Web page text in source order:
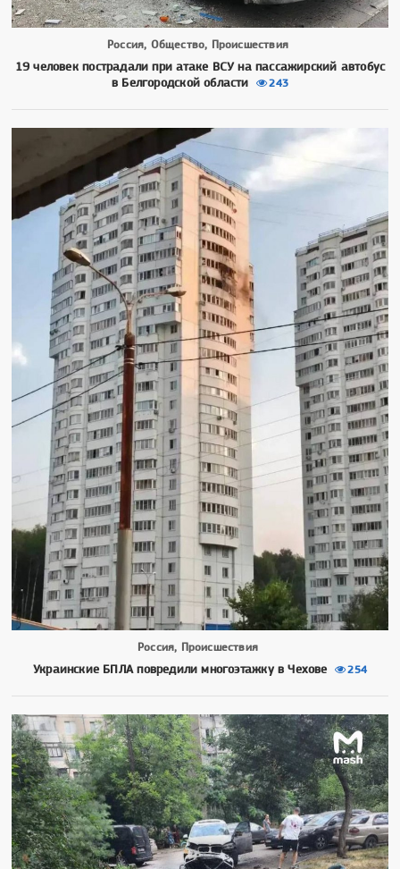
Россия, Общество, Происшествия
19 человек пострадали при атаке ВСУ на пассажирский автобус
в Белгородской области
243
Россия, Происшествия
Украинские БПЛА повредили многоэтажку в Чехове 254